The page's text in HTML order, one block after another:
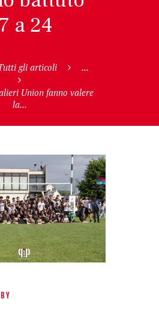
a 24
gli articoli ...
Union fanno valere
la...